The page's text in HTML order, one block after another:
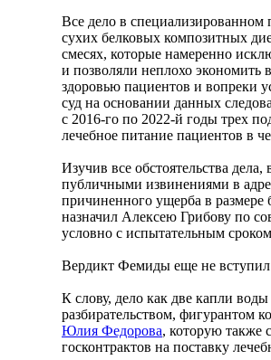
Все дело в
сухих белковых композитных
смесях, которые намеренно
и позволяли неплохо экономить
здоровью пациентов и вопреки
суд на основании данных
с 2016-го по 2022-й годы трех
лечебное питание пациентов в
Изучив все обстоятельства
публичными извинениями в
причиненного ущерба в размере
назначил Алексею Грибову по
условно с испытательным
Вердикт Фемиды еще не вступил
К слову, дело как две капли
разбирательством, фигурантом
Юлия Федорова, которую также
госконтрактов на поставку